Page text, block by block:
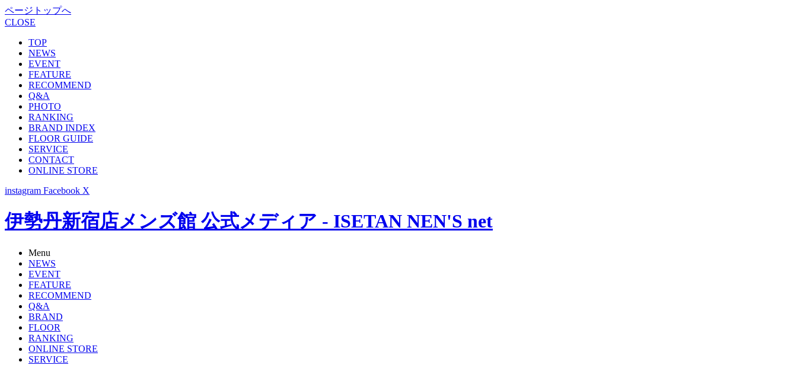
ページトップへ
CLOSE
TOP
NEWS
EVENT
FEATURE
RECOMMEND
Q&A
PHOTO
RANKING
BRAND INDEX
FLOOR GUIDE
SERVICE
CONTACT
ONLINE STORE
instagram Facebook X
伊勢丹新宿店メンズ館 公式メディア - ISETAN NEN'S net
Menu
NEWS
EVENT
FEATURE
RECOMMEND
Q&A
BRAND
FLOOR
RANKING
ONLINE STORE
SERVICE